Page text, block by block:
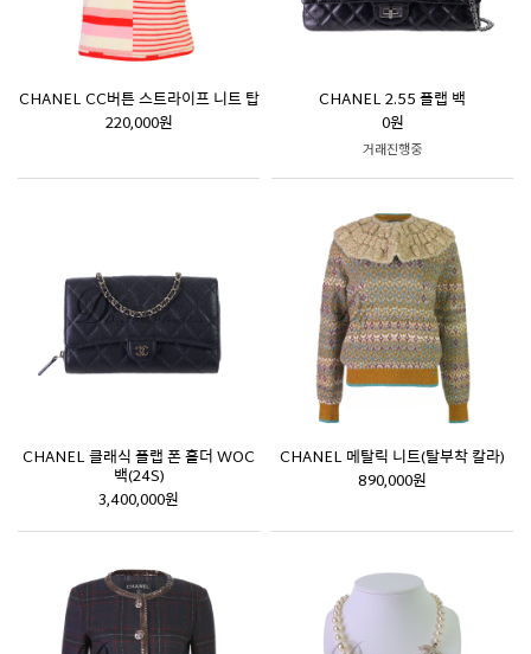
CHANEL CC버튼 스트라이프 니트 탑
220,000원
CHANEL 2.55 플랩 백
0원
거래진행중
CHANEL 클래식 플랩 폰 홀더 WOC
백(24S)
3,400,000원
CHANEL 메탈릭 니트(탈부착 칼라)
890,000원